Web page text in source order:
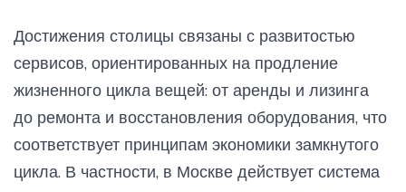
Достижения столицы связаны с развитостью
сервисов, ориентированных на продление
жизненного цикла вещей: от аренды и лизинга
до ремонта и восстановления оборудования, что
соответствует принципам экономики замкнутого
цикла. В частности, в Москве действует система